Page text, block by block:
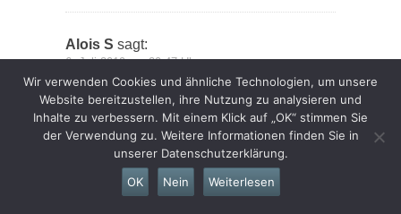
Alois S sagt:
6. Juli 2019 um 20:47 Uhr
Ein aktuelles Thema.
Antworten
sagt:
Wir verwenden Cookies und ähnliche Technologien, um unsere
Website bereitzustellen, ihre Nutzung zu analysieren und
Inhalte zu verbessern. Mit einem Klick auf „OK“ stimmen Sie
der Verwendung zu. Weitere Informationen finden Sie in
unserer Datenschutzerklärung.
OK
Nein Weiterlesen